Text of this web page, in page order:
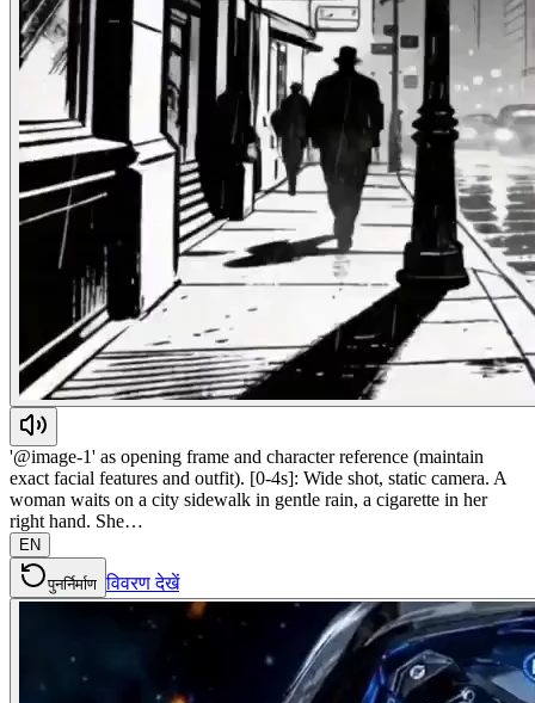
'@image-1' as opening frame and character reference (maintain
exact facial features and outfit). [0-4s]: Wide shot, static camera. A
woman waits on a city sidewalk in gentle rain, a cigarette in her
right hand. She…
EN
पुनर्निर्माण विवरण देखें